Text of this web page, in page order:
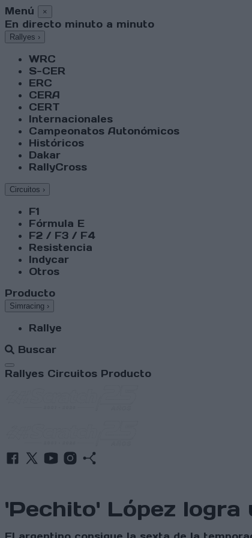
Menú ×
En directo minuto a minuto
Rallyes ›
WRC
S-CER
ERC
CERA
CERT
Internacionales
Campeonatos Autonómicos
Históricos
Dakar
RallyCross
Circuitos ›
F1
Fórmula E
F2 / F3 / F4
Resistencia
Indycar
Otros
Producto
Simracing ›
Rallye
Buscar
Abrir menú
Rallyes Circuitos Producto
'Pechito' López logra